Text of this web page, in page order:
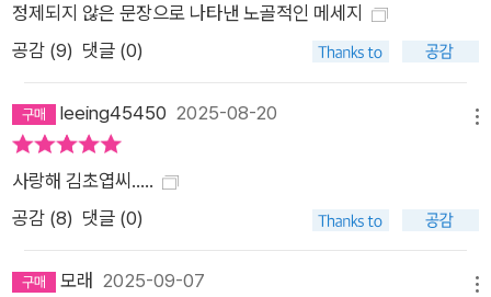
에 특별한 이유가 필요할까. 김초엽의 소설을 따라가다 보면 이러
한 질문을 자연스럽게 마주하게 되는데, 소설의 수용자는 일방적
자신을 대입하고 공감하고 진동하는 공간을 제공받는다. 사랑과
질투, 소유, 증오와 같은 다양한 감정을 경유하면서 이야기는 생
동감을 부여받고, 모든 인물은 자신만의 입체적인 색감으로 반짝
인다. 나와 세계를 이해하려는 부단한 노력 프레임을 깨고 관념을
뒤집는 첨단의 소설 실험실 “빙하의 소리를 있는 그대로 녹음한
다고 했을 때조차도, 그 소리에는 듣는 나의 의도와 관점이 담겨
정제되지 않은 문장으로 나타낸 노골적인 메세지
공감 (9) 댓글 (0)
leeing45450 2025-08-20
사랑해 김초엽씨…..
공감 (8) 댓글 (0)
모래 2025-09-07